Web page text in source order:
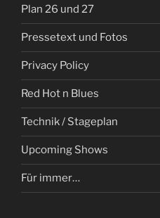
Plan 26 und 27
Pressetext und Fotos
Privacy Policy
Red Hot n Blues
Technik / Stageplan
Upcoming Shows
Für immer…